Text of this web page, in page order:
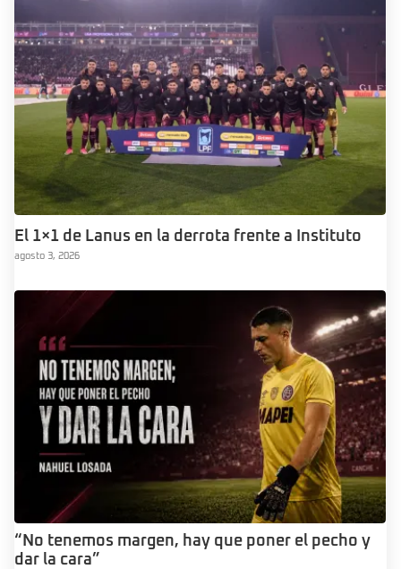
El 1×1 de Lanus en la derrota frente a Instituto
agosto 3, 2026
“No tenemos margen, hay que poner el pecho y
dar la cara”